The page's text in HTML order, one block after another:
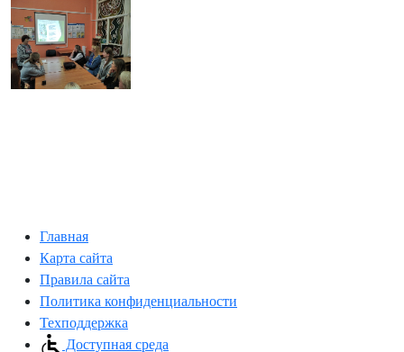
Главная
Карта сайта
Правила сайта
Политика конфиденциальности
Техподдержка
Доступная среда